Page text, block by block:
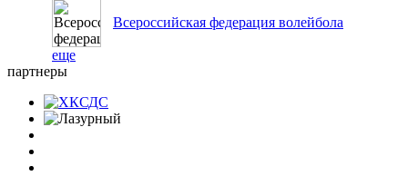
Всероссийская федерация волейбола
еще
партнеры